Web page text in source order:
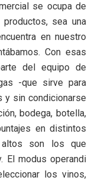
se ocupa de
sea una
en nuestro
Con esas
del equipo de
-que sirve para
y sin condicionarse
bodega, botella,
en distintos
son los que
El modus operandi
los vinos,